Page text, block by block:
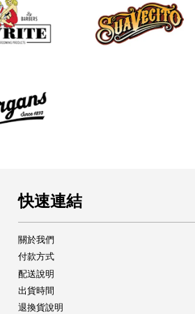
快速連結
關於我們
付款方式
配送說明
出貨時間
退換貨說明